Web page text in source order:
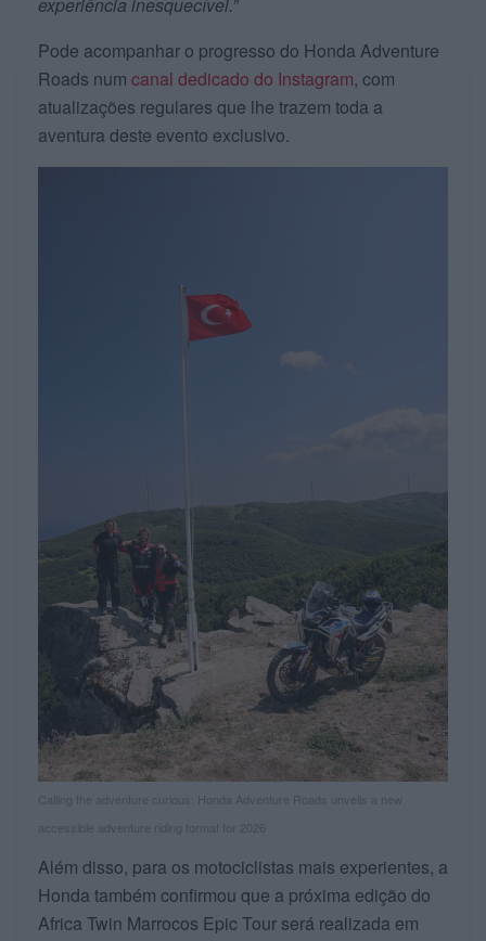
experiência inesquecível.”
Pode acompanhar o progresso do Honda Adventure
Roads num canal dedicado do Instagram, com
atualizações regulares que lhe trazem toda a
aventura deste evento exclusivo.
Calling the adventure curious: Honda Adventure Roads unveils a new
accessible adventure riding format for 2026
Além disso, para os motociclistas mais experientes, a
Honda também confirmou que a próxima edição do
Africa Twin Marrocos Epic Tour será realizada em